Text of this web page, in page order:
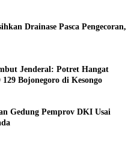
Drainase Pasca Pengecoran,
Jenderal: Potret Hangat
Bojonegoro di Kesongo
Gedung Pemprov DKI Usai